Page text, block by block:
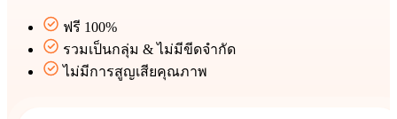
ฟรี 100%
รวมเป็นกลุ่ม & ไม่มีขีดจำกัด
ไม่มีการสูญเสียคุณภาพ